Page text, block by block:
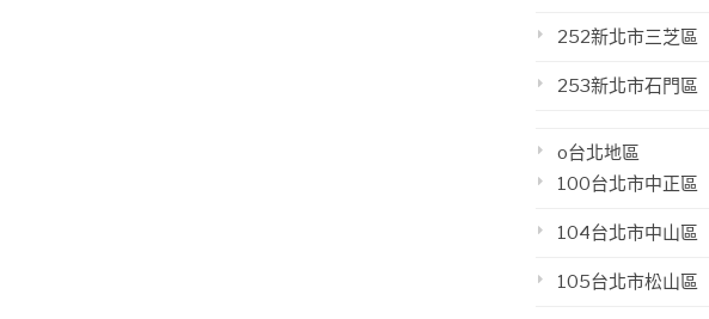
252新北市三芝區
253新北市石門區
o台北地區
100台北市中正區
104台北市中山區
105台北市松山區